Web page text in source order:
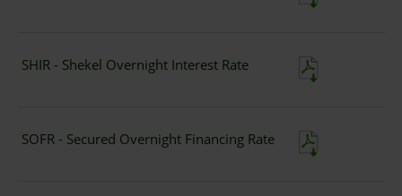
SHIR - Shekel Overnight Interest Rate
SOFR - Secured Overnight Financing Rate